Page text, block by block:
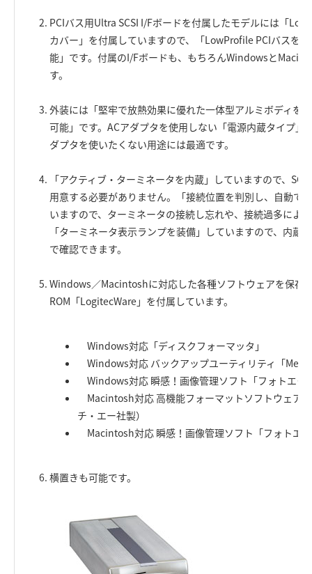
PCIバス用Ultra SCSI I/Fボードを付属したモデルには「
カバー」を付属していますので、「LowProfile PCIバスを
能」です。付属のI/Fボードも、もちろんWindowsと
す。
外装には「堅牢で放熱効果に優れた一体型アルミボディを
可能」です。ACアダプタを使用しない「電源内蔵タイプ」
ダプタを使いたくない用途には最適です。
「アクティブ・ターミネータを内蔵」していますので、
用意する必要がありません。「接続位置を判別し、自動で
いますので、ターミネータの接続し忘れや、接続過多によ
「ターミネータ表示ランプを装備」していますので、内蔵
で確認できます。
Windows／Macintoshに対応した各種ソフトウェアを保存
ROM「LogitecWare」を付属しています。
Windows対応「ディスクフォーマッタ」
Windows対応 バックアップユーティリティ「
Windows対応 瞬感！画像管理ソフト「フォトエク
Macintosh対応 高機能フォーマットソフトウェア
チ・エー社製）
Macintosh対応 瞬感！画像管理ソフト「フォトエ
横置きも可能です。